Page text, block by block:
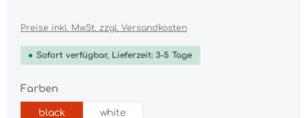
Preise inkl. MwSt. zzgl. Versandkosten
Sofort verfügbar, Lieferzeit: 3-5 Tage
Farben
black white